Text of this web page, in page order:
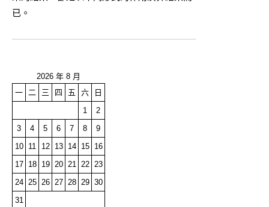
已。
2026 年 8 月
一 二 三 四 五 六
日
1
2
3
4 5 6 7 8
9
10
11 12 13 14 15
16
17
18 19 20 21 22 23
24 25 26 27 28 29 30
31